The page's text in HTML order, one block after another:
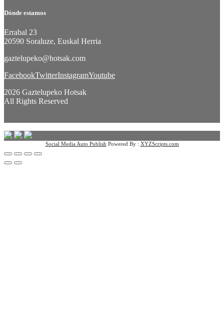
Dónde estamos
Errabal 23
20590 Soraluze, Euskal Herria
gaztelupeko@hotsak.com
FacebookTwitterInstagramYoutube
2026 Gaztelupeko Hotsak
All Rights Reserved
Social Media Auto PublishPowered By : XYZScripts.com